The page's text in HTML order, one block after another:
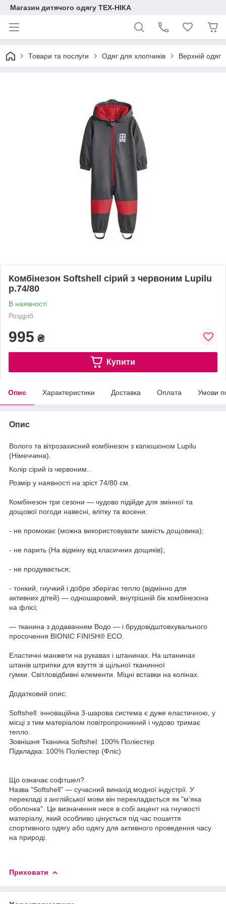
Магазин дитячого одягу ТЕХ-НІКА
Товари та послуги Одяг для хлопчиків Верхній одяг
Комбінезон Softshell сірий з червоним Lupilu
р.74/80
В наявності
Роздріб
995 ₴
Купити
Опис Характеристики Доставка Оплата Умови
Опис
Волого та вітрозахисний комбінезон з капюшоном Lupilu
(Німеччина).
Колір сірий із червоним..
Розмір у наявності на зріст 74/80 см.
Комбінезон три сезони — чудово підійде для змінної та
дощової погоди навесні, влітку та восени:
- не промокає (можна використовувати замість дощовика);
- не парить (На відміну від класичних дощиків);
- не продувається;
- тонкий, гнучкий і добре зберігає тепло (відмінно для
активних дітей) — одношаровий, внутрішній бік комбінезона
на флісі;
— тканина з додаванням Водо — і брудовідштовхувального
просочення BIONIC FINISH® ECO.
Еластичні манжети на рукавах і штанинах. На штанинах
штанів штрипки для взуття зі щільної тканинної
гумки. Світловідбивні елементи. Міцні вставки на колінах.
Додатковий опис:
Softshell: інноваційна 3-шарова система є дуже еластичною, у
місці з тим матеріалом повітропроникний і чудово тримає
тепло.
Зовнішня Тканина Softshel: 100% Поліестер
Підкладка: 100% Поліестер (Фліс)
Що означає софтшел?
Назва "Softshell" — сучасний винахід модної індустрії. У
перекладі з англійської мови він перекладається як "м'яка
оболонка". Це визначення несе в собі акцент на гнучкості
матеріалу, який особливо цінується під час пошиття
спортивного одягу або одягу для активного проведення часу
на природі.
Приховати